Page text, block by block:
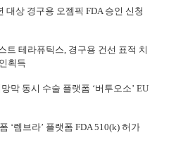
대상 경구용 오젬픽 FDA 승인 신청
트 테라퓨틱스, 경구용 건선 표적 치
획득
막 동시 수술 플랫폼 ‘버투오소’ EU
‘렘브라’ 플랫폼 FDA 510(k) 허가